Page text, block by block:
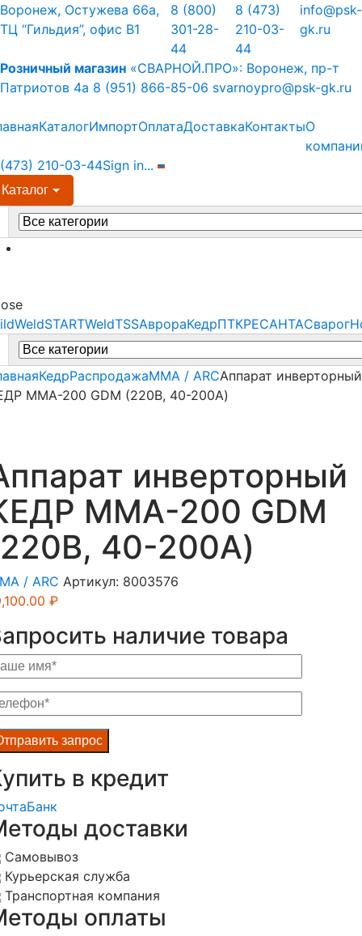
Skip
to
Skip
to
Воронеж, Остужева 66а,
ТЦ “Гильдия”, офис В1
8 (800)
301-28-
44
8 (473)
210-03-
44
info@psk-
gk.ru
Розничный магазин «СВАРНОЙ.ПРО»: Воронеж, пр-т
Патриотов 4а 8 (951) 866-85-06 svarnoypro@psk-gk.ru
КаталогИмпортОплатаДоставкаКонтактыО
210-03-44Sign in...
Каталог
STARTWeldTSSАврораКедрПТКРЕСАНТАСварог
КедрРаспродажаMMA / ARCАппарат инверторный
MMA-200 GDM (220В, 40-200А)
инверторный
MMA-200 GDM
40-200А)
/ ARC Артикул: 8003576
₽
наличие товара
в кредит
Банк
доставки
Самовывоз
Курьерская служба
Транспортная компания
оплаты